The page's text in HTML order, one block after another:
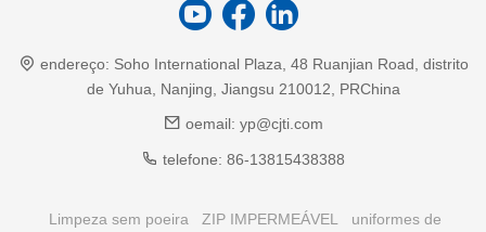
endereço: Soho International Plaza, 48 Ruanjian Road, distrito
de Yuhua, Nanjing, Jiangsu 210012, PRChina
oemail: yp@cjti.com
telefone: 86-13815438388
Limpeza sem poeira ZIP IMPERMEÁVEL
uniformes de